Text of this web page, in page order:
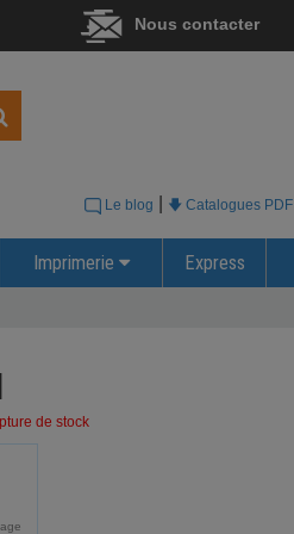
Nous contacter
Le blog 🡇 Catalogues PDF
Imprimerie Express
de stock